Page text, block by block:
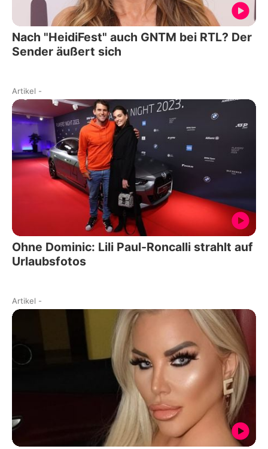
Nach "HeidiFest" auch GNTM bei RTL? Der
Sender äußert sich
Artikel -
Ohne Dominic: Lili Paul-Roncalli strahlt auf
Urlaubsfotos
Artikel -